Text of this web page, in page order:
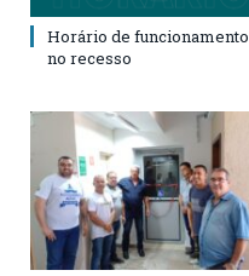
Horário de funcionamento
no recesso